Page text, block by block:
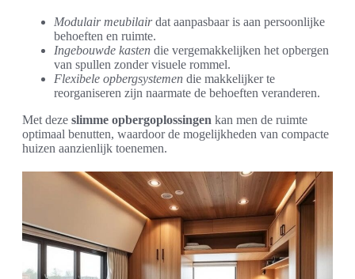
Modulair meubilairdat aanpasbaar is aan persoonlijke
behoeften en ruimte.
Ingebouwde kasten die vergemakkelijken het opbergen
van spullen zonder visuele rommel.
Flexibele opbergsystemen die makkelijker te
reorganiseren zijn naarmate de behoeften veranderen.
Met deze slimme opbergoplossingen kan men de ruimte
optimaal benutten, waardoor de mogelijkheden van compacte
huizen aanzienlijk toenemen.